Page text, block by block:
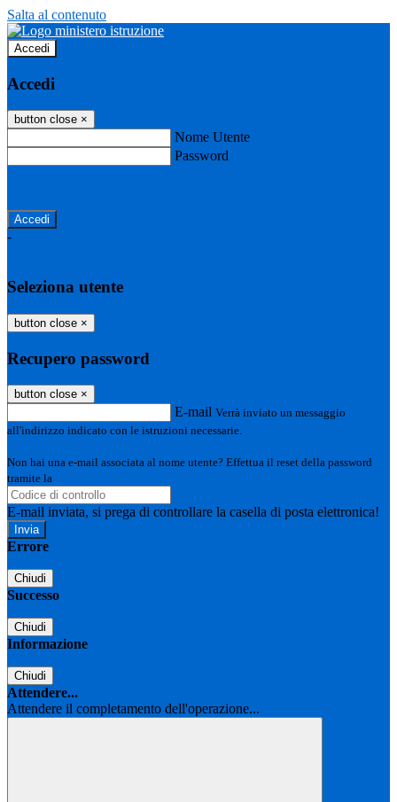
Salta al contenuto
Accedi
Accedi
button close ×
Nome Utente
Password
-
Seleziona utente
button close ×
Recupero password
button close ×
E-mail Verrà inviato un messaggio
all'indirizzo indicato con le istruzioni necessarie.
Non hai una e-mail associata al nome utente? Effettua il reset della password
tramite la
E-mail inviata, si prega di controllare la casella di posta elettronica!
Errore
Chiudi
Successo
Chiudi
Informazione
Chiudi
Attendere...
Attendere il completamento dell'operazione...